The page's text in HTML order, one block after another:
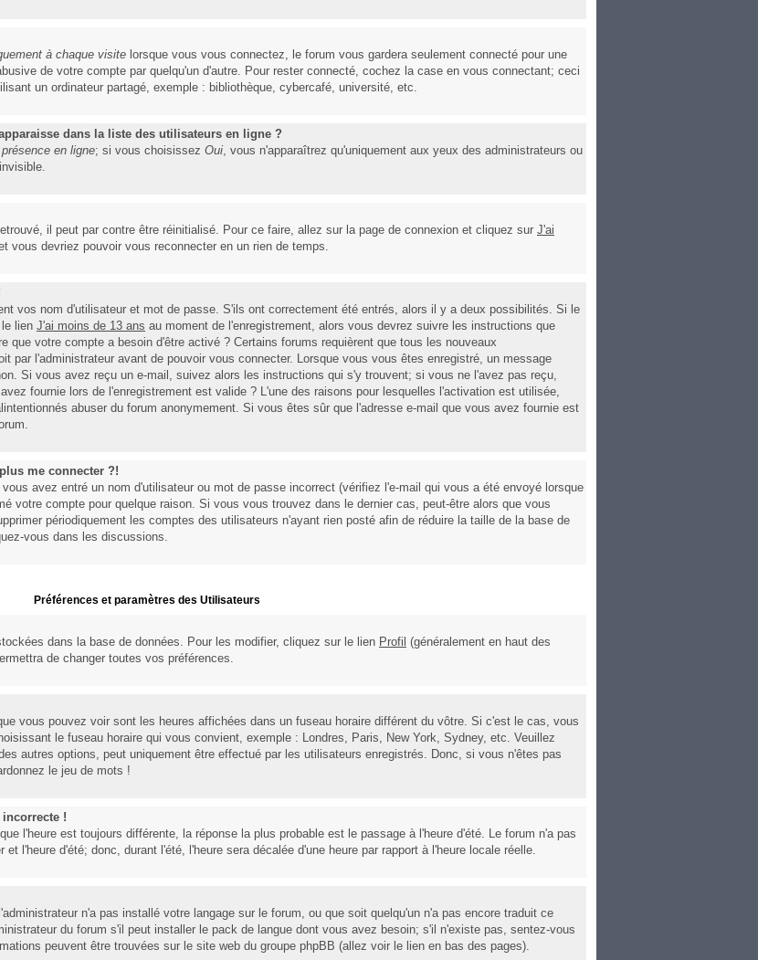
à chaque visite lorsque vous vous connectez, le forum vous gardera seulement connecté pour une
de votre compte par quelqu'un d'autre. Pour rester connecté, cochez la case en vous connectant; ceci
un ordinateur partagé, exemple : bibliothèque, cybercafé, université, etc.
dans la liste des utilisateurs en ligne ?
en ligne; si vous choisissez Oui, vous n'apparaîtrez qu'uniquement aux yeux des administrateurs ou
il peut par contre être réinitialisé. Pour ce faire, allez sur la page de connexion et cliquez sur J'ai
vous devriez pouvoir vous reconnecter en un rien de temps.
vos nom d'utilisateur et mot de passe. S'ils ont correctement été entrés, alors il y a deux possibilités. Si le
lien J'ai moins de 13 ans au moment de l'enregistrement, alors vous devrez suivre les instructions que
votre compte a besoin d'être activé ? Certains forums requièrent que tous les nouveaux
par l'administrateur avant de pouvoir vous connecter. Lorsque vous vous êtes enregistré, un message
Si vous avez reçu un e-mail, suivez alors les instructions qui s'y trouvent; si vous ne l'avez pas reçu,
fournie lors de l'enregistrement est valide ? L'une des raisons pour lesquelles l'activation est utilisée,
abuser du forum anonymement. Si vous êtes sûr que l'adresse e-mail que vous avez fournie est
me connecter ?!
avez entré un nom d'utilisateur ou mot de passe incorrect (vérifiez l'e-mail qui vous a été envoyé lorsque
votre compte pour quelque raison. Si vous vous trouvez dans le dernier cas, peut-être alors que vous
périodiquement les comptes des utilisateurs n'ayant rien posté afin de réduire la taille de la base de
vous dans les discussions.
Préférences et paramètres des Utilisateurs
dans la base de données. Pour les modifier, cliquez sur le lien Profil (généralement en haut des
de changer toutes vos préférences.
vous pouvez voir sont les heures affichées dans un fuseau horaire différent du vôtre. Si c'est le cas, vous
le fuseau horaire qui vous convient, exemple : Londres, Paris, New York, Sydney, etc. Veuillez
autres options, peut uniquement être effectué par les utilisateurs enregistrés. Donc, si vous n'êtes pas
le jeu de mots !
!
l'heure est toujours différente, la réponse la plus probable est le passage à l'heure d'été. Le forum n'a pas
l'heure d'été; donc, durant l'été, l'heure sera décalée d'une heure par rapport à l'heure locale réelle.
n'a pas installé votre langage sur le forum, ou que soit quelqu'un n'a pas encore traduit ce
du forum s'il peut installer le pack de langue dont vous avez besoin; s'il n'existe pas, sentez-vous
peuvent être trouvées sur le site web du groupe phpBB (allez voir le lien en bas des pages).